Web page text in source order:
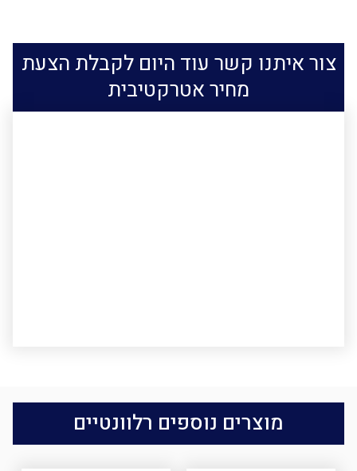
צור איתנו קשר עוד היום לקבלת הצעת
מחיר אטרקטיבית
מוצרים נוספים רלוונטיים